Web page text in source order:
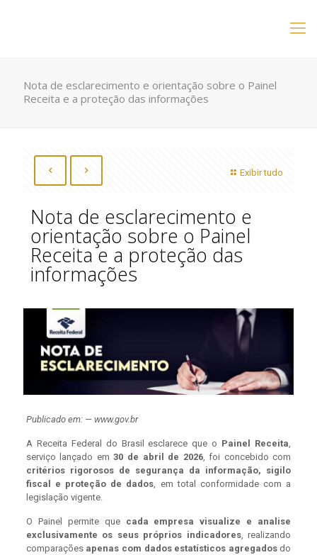
Nota de esclarecimento e orientação sobre o Painel
Receita e a proteção das informações
Exibir tudo
Nota de esclarecimento e
orientação sobre o Painel
Receita e a proteção das
informações
Publicado em: — www.gov.br
A Receita Federal do Brasil esclarece que o Painel Receita,
serviço lançado em30 de abril de 2026, foi concebido com
critérios rigorosos de segurança da informação, sigilo
fiscal e proteção de dados, em total conformidade com a
legislação vigente.
O Painel permite que cada empresa visualize e analise
exclusivamente os seus próprios indicadores, realizando
comparações apenas com dados estatísticos agregadosdo